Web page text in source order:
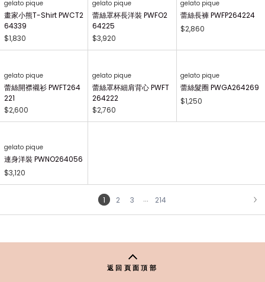
gelato pique Kids&Baby
【KIDS】畫家小熊印花萬
$1,700
gelato pique Kids&Baby
【KIDS】AIRY MOCO畫
63
$2,310
畫家小熊印花長褲 PWCP
$2,410
gelato pique
畫家小熊T-Shirt PWCT2
$1,830
gelato pique
蕾絲罩杯長洋裝 PWFO2
蕾絲長褲 PWFP264224
gelato pique
$2,600
gelato pique
蕾絲罩杯細肩背心 PWFT
264222
$2,760
gelato pique